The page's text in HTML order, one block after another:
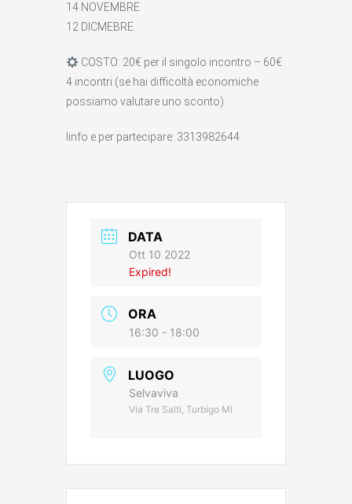
14 NOVEMBRE
12 DICMEBRE
COSTO: 20€ per il singolo incontro – 60€
4 incontri (se hai difficoltà economiche
possiamo valutare uno sconto)
Iinfo e per partecipare: 3313982644
DATA
Ott 10 2022
Expired!
ORA
16:30 - 18:00
LUOGO
Selvaviva
Via Tre Salti, Turbigo MI